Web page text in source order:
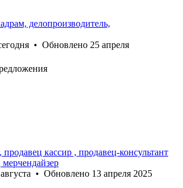
делопроизводитель,
• Обновлено 25 апреля
кассир , продавец-консультант
• Обновлено 13 апреля 2025